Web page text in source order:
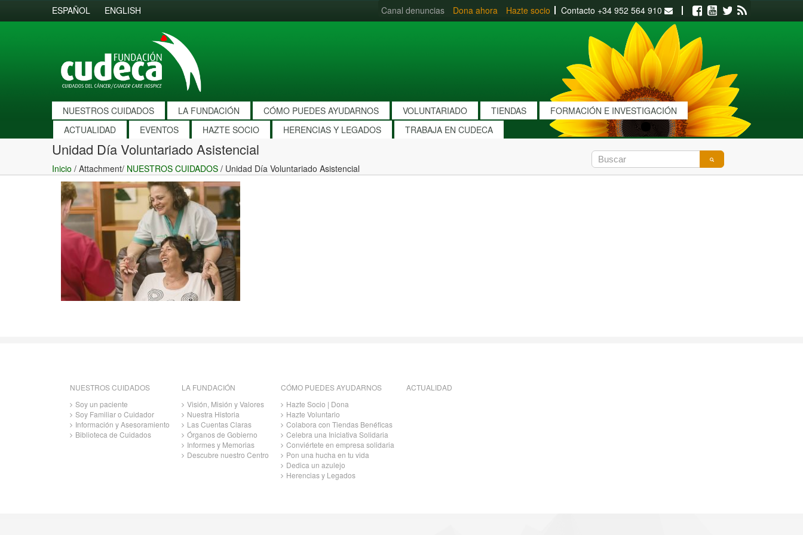
ESPAÑOL ENGLISH Canal denuncias Dona ahora Hazte socio Contacto +34 952 564 910 Facebook
Youtube
Twitter
NUESTROS CUIDADOS LA FUNDACIÓN CÓMO PUEDES AYUDARNOS VOLUNTARIADO TIENDAS
FORMACIÓN E INVESTIGACIÓN
ACTUALIDAD
EVENTOS HAZTE SOCIO HERENCIAS Y LEGADOS TRABAJA EN CUDECA
Unidad Día Voluntariado Asistencial
Inicio / Attachment/ NUESTROS CUIDADOS / Unidad Día Voluntariado Asistencial
NUESTROS CUIDADOS
Soy un paciente
Soy Familiar o Cuidador
Información y Asesoramiento
Biblioteca de Cuidados
LA FUNDACIÓN
Visión, Misión y Valores
Nuestra Historia
Las Cuentas Claras
Órganos de Gobierno
Informes y Memorias
Descubre nuestro Centro
CÓMO PUEDES AYUDARNOS
Hazte Socio | Dona
Hazte Voluntario
Colabora con Tiendas Benéficas
Celebra una Iniciativa Solidaria
Conviértete en empresa solidaria
Pon una hucha en tu vida
Dedica un azulejo
Herencias y Legados
ACTUALIDAD